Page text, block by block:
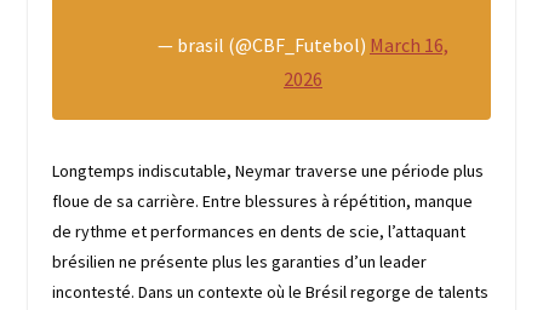
— brasil (@CBF_Futebol) March 16,
2026
Longtemps indiscutable, Neymar traverse une période plus
floue de sa carrière. Entre blessures à répétition, manque
de rythme et performances en dents de scie, l’attaquant
brésilien ne présente plus les garanties d’un leader
incontesté. Dans un contexte où le Brésil regorge de talents